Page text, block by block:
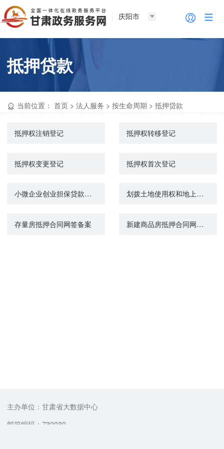
庆阳市
抵押贷款
当前位置： 首页 >法人服务 >按生命周期 >抵押贷款
抵押权注销登记 抵押权转移登记
抵押权变更登记 抵押权首次登记
小微企业创业担保贷款申请 划拨土地使用权和地上建筑物及附着物所有权抵押审批
存量房抵押合同网签备案 新建商品房抵押合同网签备案
主办单位：甘肃省大数据中心
邮箱编码：730030